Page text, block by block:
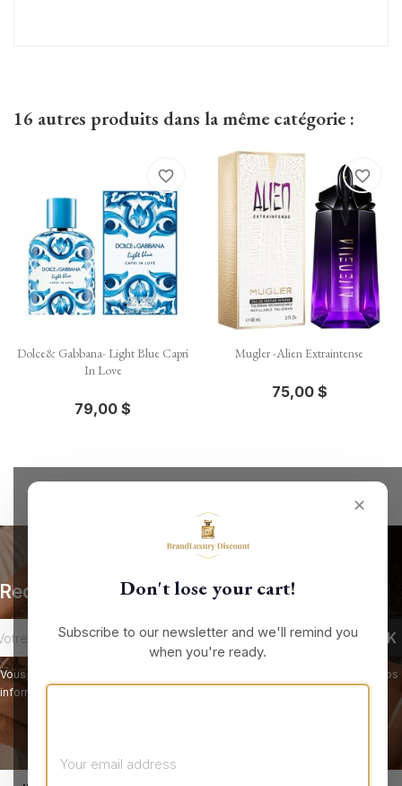
16 autres produits dans la même catégorie :
Dolce& Gabbana- Light Blue Capri
In Love
79,00 $
favorite_border
Mugler -Alien Extraintense
75,00 $
favorite_border
✕
Don't lose your cart!
Subscribe to our newsletter and we'll remind you
when you're ready.
Recevez nos offres spéciales
Vous pouvez vous désinscrire à tout moment. Vous trouverez pour cela nos
informations de contact dans les conditions d'utilisation du site.